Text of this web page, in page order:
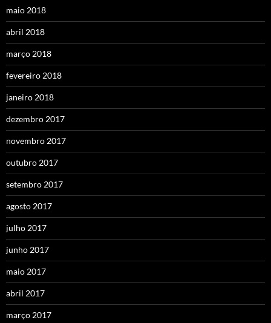
maio 2018
abril 2018
março 2018
fevereiro 2018
janeiro 2018
dezembro 2017
novembro 2017
outubro 2017
setembro 2017
agosto 2017
julho 2017
junho 2017
maio 2017
abril 2017
março 2017